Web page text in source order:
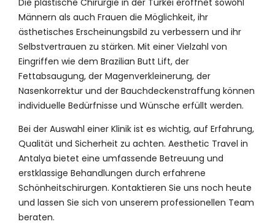
Männern als auch Frauen die Möglichkeit, ihr
ästhetisches Erscheinungsbild zu verbessern und ihr
Selbstvertrauen zu stärken. Mit einer Vielzahl von
Eingriffen wie dem Brazilian Butt Lift, der
Fettabsaugung, der Magenverkleinerung, der
Nasenkorrektur und der Bauchdeckenstraffung können
individuelle Bedürfnisse und Wünsche erfüllt werden.
Bei der Auswahl einer Klinik ist es wichtig, auf Erfahrung,
Qualität und Sicherheit zu achten. Aesthetic Travel in
Antalya bietet eine umfassende Betreuung und
erstklassige Behandlungen durch erfahrene
Schönheitschirurgen. Kontaktieren Sie uns noch heute
und lassen Sie sich von unserem professionellen Team
beraten.